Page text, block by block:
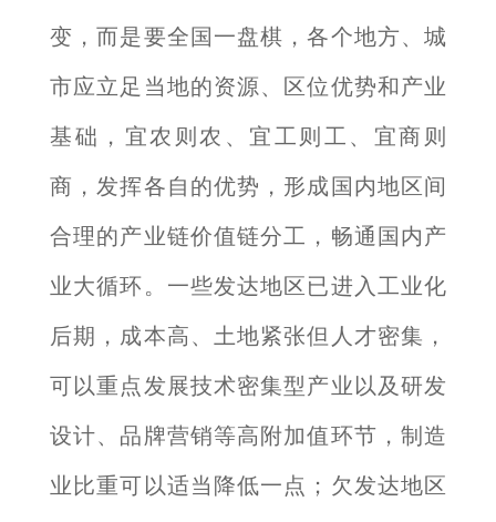
变，而是要全国一盘棋，各个地方、城
市应立足当地的资源、区位优势和产业
基础，宜农则农、宜工则工、宜商则
商，发挥各自的优势，形成国内地区间
合理的产业链价值链分工，畅通国内产
业大循环。一些发达地区已进入工业化
后期，成本高、土地紧张但人才密集，
可以重点发展技术密集型产业以及研发
设计、品牌营销等高附加值环节，制造
业比重可以适当降低一点；欠发达地区